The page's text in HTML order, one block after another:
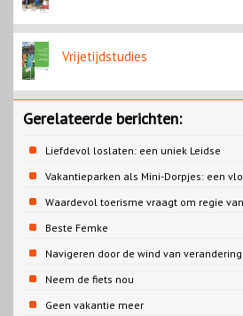
Vrijetijdstudies
Gerelateerde berichten:
Liefdevol loslaten: een uniek Leidse
samenwerking
Vakantieparken als Mini-Dorpjes: een
of een zegen?
Waardevol toerisme vraagt om regie
overheid
Beste Femke
Navigeren door de wind van verandering
Neem de fiets nou
Geen vakantie meer